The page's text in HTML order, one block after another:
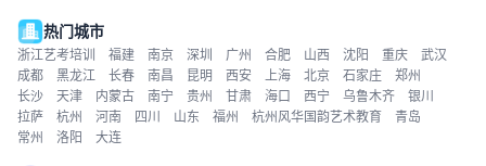
热门城市
浙江艺考培训 福建 南京 深圳 广州 合肥 山西 沈阳 重庆
武汉
成都
黑龙江 长春 南昌 昆明 西安 上海 北京 石家庄
郑州
长沙
天津 内蒙古 南宁 贵州 甘肃 海口 西宁 乌鲁木齐
银川
拉萨
杭州 河南 四川 山东 福州 杭州风华国韵艺术教育
青岛
常州
洛阳 大连